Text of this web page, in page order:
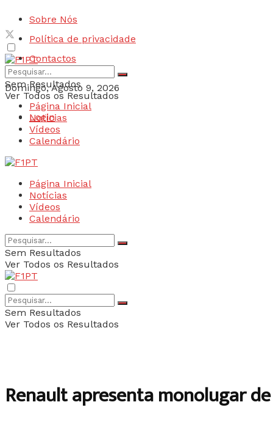
Sobre Nós
Política de privacidade
Contactos
Domingo, Agosto 9, 2026
Login
Sem Resultados
Ver Todos os Resultados
Página Inicial
Notícias
Vídeos
Calendário
Página Inicial
Notícias
Vídeos
Calendário
Sem Resultados
Ver Todos os Resultados
Sem Resultados
Ver Todos os Resultados
Renault apresenta monolugar